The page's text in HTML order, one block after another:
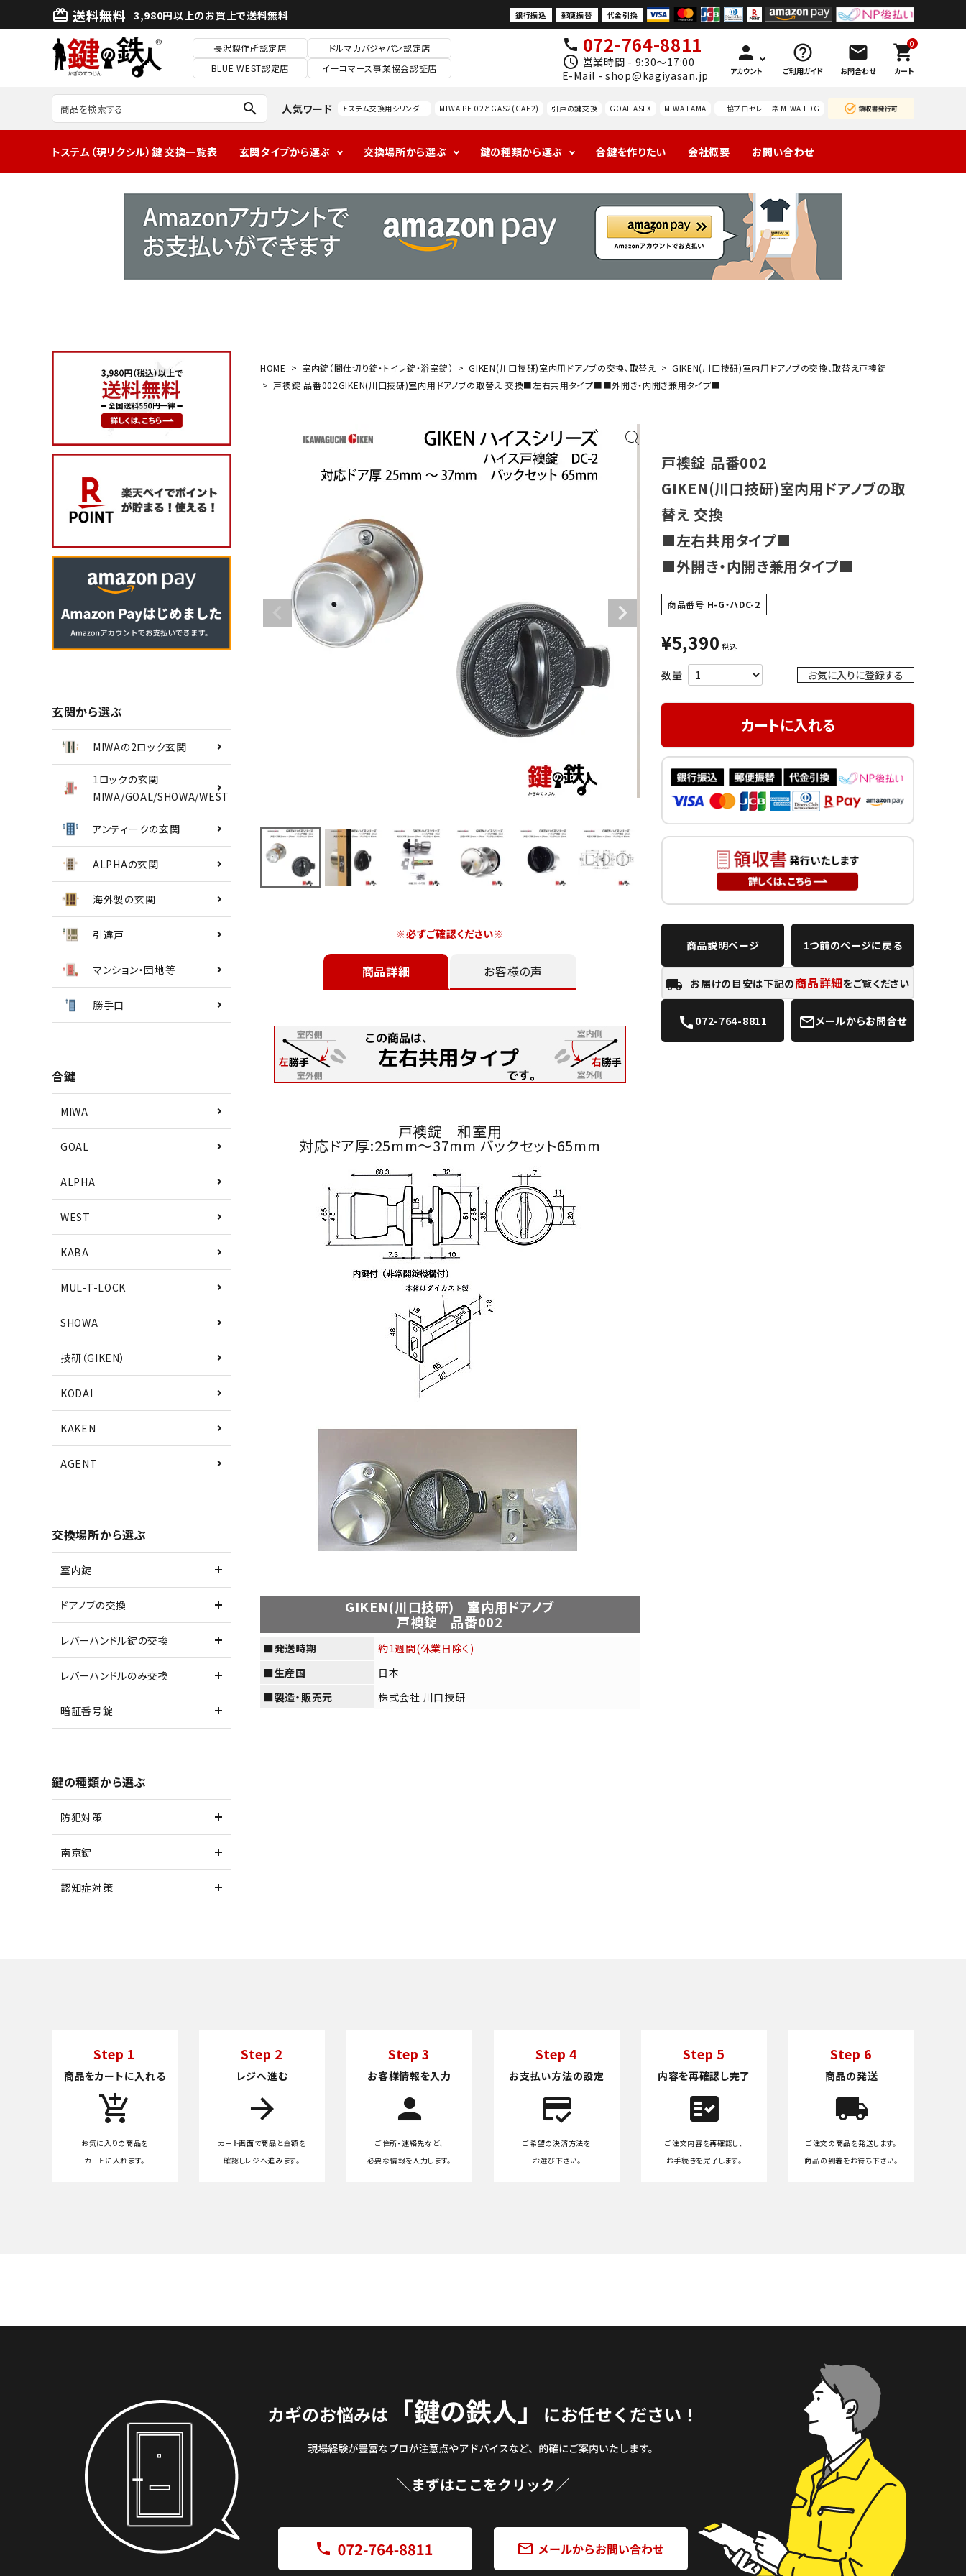
card_giftcard 送料無料 3,980円以上のお買上で送料無料 銀行振込 郵便振替 代金引換
長沢製作所認定店
ドルマカバジャパン認定店
BLUE WEST認定店
イーコマース事業協会認証店
call 072-764-8811
schedule 営業時間 - 9:30～17:00
E-Mail - shop@kagiyasan.jp
person
アカウント
help_outline
ご利用ガイド
mail
お問合わせ
0
shopping_cart
カート
search 人気ワード トステム交換用シリンダー MIWA PE-02とGAS2(GAE2) 引戸の鍵交換 GOAL ASLX MIWA LAMA 三協プロセレーネ MIWA FDG
トステム（現リクシル）鍵 交換一覧表 玄関タイプから選ぶ
MIWA2ロック玄
関
玄関
海外製の玄関 引戸
マンション団地
交換場所から選ぶ
室
内
錠
ブ交
換
レバーハン
ドル錠の交
換
レバーハン
ドルのみ交
換
MIWA GOAL
技研
WEST レバ
鍵の種類から選ぶ
防犯対策 南京錠 認知症対策
防犯サ
ムター
ドアガ
ードプ
ABUS
カギと
合鍵を作りたい 会社概要 お問い合わせ
レバーハンドル錠の交換
レバーハンドルのみ交換
認知症対策
INFORMATION
ACCOUNT MENU
ようこそ ゲスト 様
ログイン person 会員登録
玄関から選ぶ
MIWAの2ロック玄関
1ロックの玄関
MIWA/GOAL/SHOWA/WEST
アンティークの玄関
ALPHAの玄関
海外製の玄関
引違戸
マンション・団地等
勝手口
合鍵
MIWA
GOAL
ALPHA
WEST
KABA
MUL-T-LOCK
SHOWA
技研（GIKEN）
KODAI
KAKEN
AGENT
交換場所から選ぶ
室内錠
ドアノブの交換
レバーハンドル錠の交換
レバーハンドルのみ交換
暗証番号錠
鍵の種類から選ぶ
防犯対策
南京錠
認知症対策
HOME 室内錠（間仕切り錠・トイレ錠・浴室錠） GIKEN(川口技研)室内用ドアノブの交換、取替え
GIKEN(川口技研)室内用ドアノブの交換、取替え戸襖錠
戸襖錠 品番002GIKEN(川口技研)室内用ドアノブの取替え 交換■左右共用タイプ■■外開き・内開き兼用タイプ■
※必ずご確認ください※
商品詳細 お客様の声
戸襖錠 和室用
対応ドア厚:25mm～37mm バックセット65mm
GIKEN(川口技研) 室内用ドアノブ
戸襖錠 品番002
■発送時期
約1週間(休業日除く)
■生産国
日本
■製造・販売元
株式会社 川口技研
戸襖錠 品番002
GIKEN(川口技研)室内用ドアノブの取
替え 交換
■左右共用タイプ■
■外開き・内開き兼用タイプ■
商品番号 H-G・ハDC-2
¥5,390 税込
お気に入りに登録する
カートに入れる
商品説明ページ 1つ前のページに戻る
local_shipping お届けの目安は下記の商品詳細をご覧ください
call 072-764-8811 mail_outlineメールからお問合せ
Step 1
商品をカートに入れる
add_shopping_cart
お気に入りの商品を
カートに入れます。
Step 2
レジへ進む
arrow_forward
カート画面で商品と金額を
確認しレジへ進みます。
Step 3
お客様情報を入力
person
ご住所・連絡先など、
必要な情報を入力します。
Step 4
お支払い方法の設定
credit_score
ご希望の決済方法を
お選び下さい。
Step 5
内容を再確認し完了
fact_check
ご注文内容を再確認し、
お手続きを完了します。
Step 6
商品の発送
local_shipping
ご注文の商品を発送します。
商品の到着をお待ち下さい。